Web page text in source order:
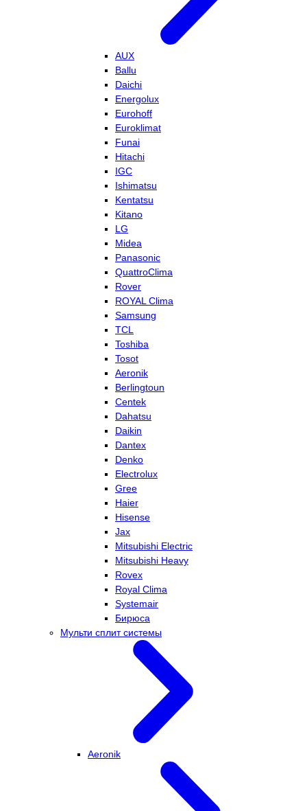
AUX
Ballu
Daichi
Energolux
Eurohoff
Euroklimat
Funai
Hitachi
IGC
Ishimatsu
Kentatsu
Kitano
LG
Midea
Panasonic
QuattroClima
Rover
ROYAL Clima
Samsung
TCL
Toshiba
Tosot
Aeronik
Berlingtoun
Centek
Dahatsu
Daikin
Dantex
Denko
Electrolux
Gree
Haier
Hisense
Jax
Mitsubishi Electric
Mitsubishi Heavy
Rovex
Royal Clima
Systemair
Бирюса
Мульти сплит системы
Aeronik